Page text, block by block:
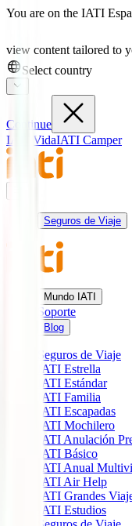
You are on the IATI
view content tailored to
Select country
Continue
IATI VidaIATI Camper
Seguros de Viaje
Mundo IATI
Soporte
Blog
Seguros de Viaje
IATI Estrella
IATI Estándar
IATI Familia
IATI Escapadas
IATI Mochilero
IATI Anulación
IATI Básico
IATI Anual
IATI Air Help
IATI Grandes
IATI Estudios